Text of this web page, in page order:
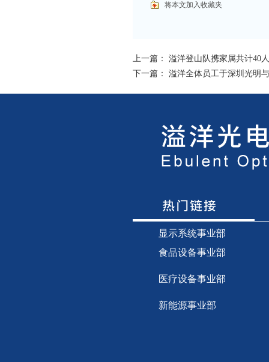
将本文加入收藏夹
上一篇： 溢洋登山队携家属共计40
下一篇： 溢洋全体员工于深圳光明
显示系统事业部
食品设备事业部
医疗设备事业部
新能源事业部